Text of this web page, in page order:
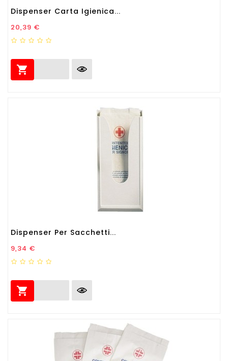
Dispenser Carta Igienica...
Prezzo
20,39 €

Dispenser Per Sacchetti...
Prezzo
9,34 €
